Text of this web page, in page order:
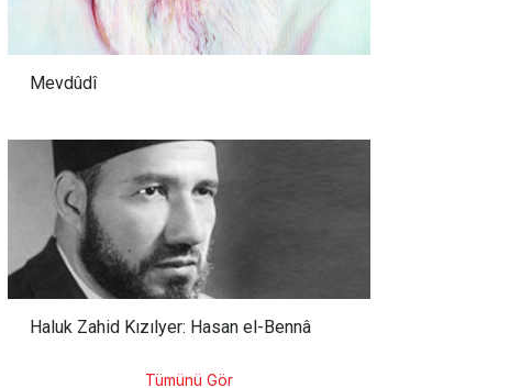
Mevdûdî
Haluk Zahid Kızılyer: Hasan el-Bennâ
Tümünü Gör